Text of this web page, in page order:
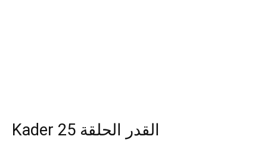
Kader 25 القدر الحلقة